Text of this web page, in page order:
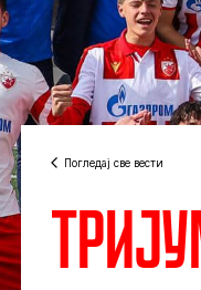
Погледај све вести